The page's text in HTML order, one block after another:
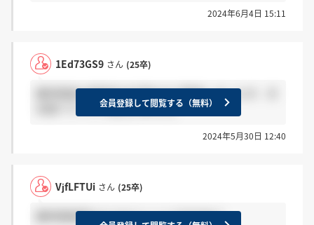
2024年6月4日 15:11
1Ed73GS9 さん (25卒)
最終面接の面接官が外国の方で緊張しましたが、日
本語ペラペラで安心しました。
会員登録して閲覧する（無料）
2024年5月30日 12:40
VjfLFTUi さん (25卒)
最終面接落ちたらサイレントですかね？